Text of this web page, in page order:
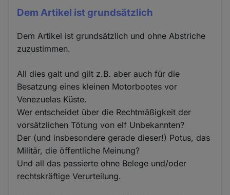
Dem Artikel ist grundsätzlich
Dem Artikel ist grundsätzlich und ohne Abstriche
zuzustimmen.
All dies galt und gilt z.B. aber auch für die
Besatzung eines kleinen Motorbootes vor
Venezuelas Küste.
Wer entscheidet über die Rechtmäßigkeit der
vorsätzlichen Tötung von elf Unbekannten?
Der (und insbesondere gerade dieser!) Potus, das
Militär, die öffentliche Meinung?
Und all das passierte ohne Belege und/oder
rechtskräftige Verurteilung.